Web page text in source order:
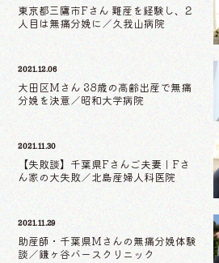
東京都三鷹市Fさん 難産を経験し、2
人目は無痛分娩に／久我山病院
2021.12.06
大田区Mさん 38歳の高齢出産で無痛
分娩を決意／昭和大学病院
2021.11.30
【失敗談】千葉県Fさんご夫妻｜Fさ
ん家の大失敗／北島産婦人科医院
2021.11.29
助産師・千葉県Mさんの無痛分娩体験
談／鎌ヶ谷バースクリニック